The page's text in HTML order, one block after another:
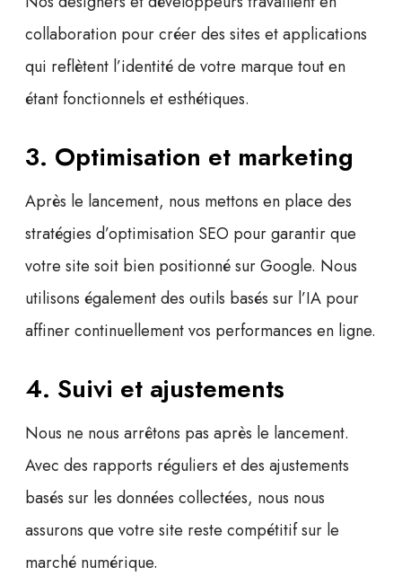
collaboration pour créer des sites et applications
qui reflètent l’identité de votre marque tout en
étant fonctionnels et esthétiques.
3. Optimisation et marketing
Après le lancement, nous mettons en place des
stratégies d’optimisation SEO pour garantir que
votre site soit bien positionné sur Google. Nous
utilisons également des outils basés sur l’IA pour
affiner continuellement vos performances en ligne.
4. Suivi et ajustements
Nous ne nous arrêtons pas après le lancement.
Avec des rapports réguliers et des ajustements
basés sur les données collectées, nous nous
assurons que votre site reste compétitif sur le
marché numérique.